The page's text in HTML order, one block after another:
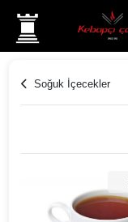
Soğuk İçecekler